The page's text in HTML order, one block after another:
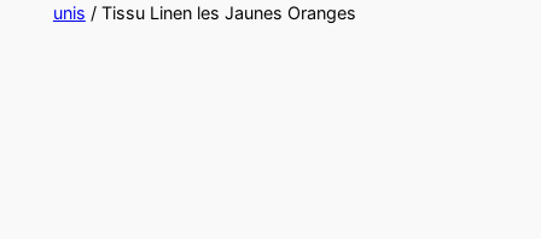
unis / Tissu Linen les Jaunes Oranges